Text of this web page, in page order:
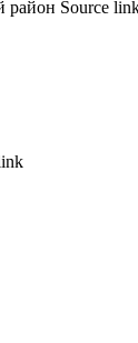
район Source